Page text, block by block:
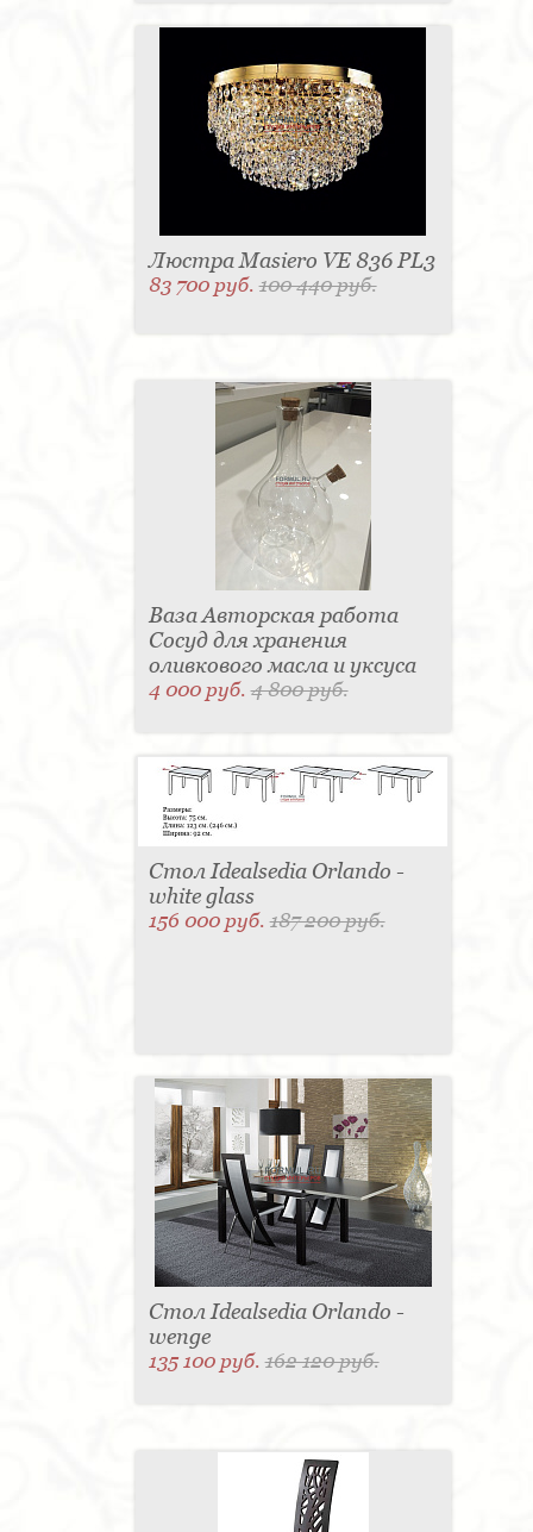
Люстра Masiero VE 836 PL3
83 700 руб.100 440 руб.
Ваза Авторская работа
Сосуд для хранения
оливкового масла и уксуса
4 000 руб.4 800 руб.
Стол Idealsedia Orlando -
white glass
156 000 руб.187 200 руб.
Стол Idealsedia Orlando -
wenge
135 100 руб.162 120 руб.